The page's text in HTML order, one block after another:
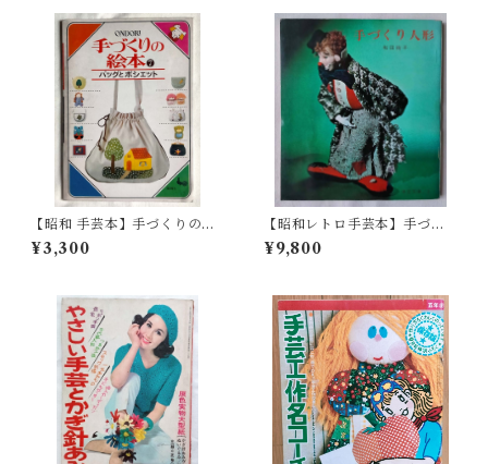
【昭和 手芸本】手づくりの絵
本 バッグとポシェット（昭
和56年）
¥3,300
【昭和レトロ手芸本】手づく
り人形 - 和田絢子(昭和40年)
¥9,800